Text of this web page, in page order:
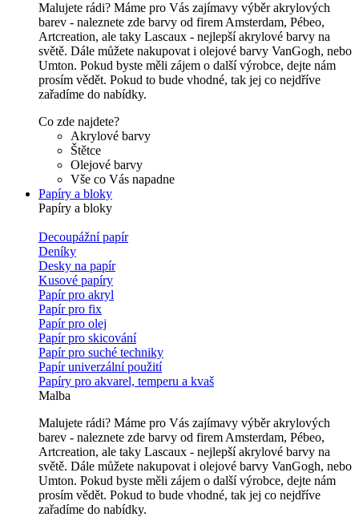
Malujete rádi? Máme pro Vás zajímavy výběr akrylových
barev - naleznete zde barvy od firem Amsterdam, Pébeo,
Artcreation, ale taky Lascaux - nejlepší akrylové barvy na
světě. Dále můžete nakupovat i olejové barvy VanGogh, nebo
Umton. Pokud byste měli zájem o další výrobce, dejte nám
prosím vědět. Pokud to bude vhodné, tak jej co nejdříve
zařadíme do nabídky.
Co zde najdete?
Akrylové barvy
Štětce
Olejové barvy
Vše co Vás napadne
Papíry a bloky
Papíry a bloky
Decoupážní papír
Deníky
Desky na papír
Kusové papíry
Papír pro akryl
Papír pro fix
Papír pro olej
Papír pro skicování
Papír pro suché techniky
Papír univerzální použití
Papíry pro akvarel, temperu a kvaš
Malba
Malujete rádi? Máme pro Vás zajímavy výběr akrylových
barev - naleznete zde barvy od firem Amsterdam, Pébeo,
Artcreation, ale taky Lascaux - nejlepší akrylové barvy na
světě. Dále můžete nakupovat i olejové barvy VanGogh, nebo
Umton. Pokud byste měli zájem o další výrobce, dejte nám
prosím vědět. Pokud to bude vhodné, tak jej co nejdříve
zařadíme do nabídky.